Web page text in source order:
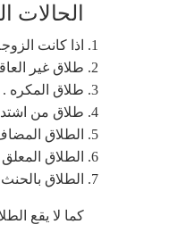
الحالات
اذا كانت
طلاق غير
طلاق المكره .
طلاق من
الطلاق
الطلاق
الطلاق
كما لا يقع